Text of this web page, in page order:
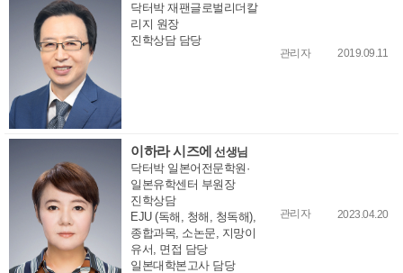
닥터박 재팬글로벌리더칼
리지 원장
진학상담 담당
관리자 2019.09.11
이하라 시즈에 선생님
닥터박 일본어전문학원·
일본유학센터 부원장
진학상담
EJU (독해, 청해, 청독해),
종합과목, 소논문, 지망이
유서, 면접 담당
일본대학본고사 담당
관리자 2023.04.20